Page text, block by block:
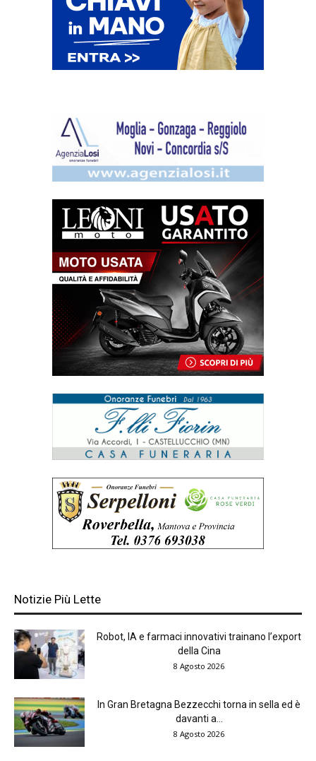
Notizie Più Lette
Robot, IA e farmaci innovativi trainano l’export
della Cina
8 Agosto 2026
In Gran Bretagna Bezzecchi torna in sella ed è
davanti a...
8 Agosto 2026